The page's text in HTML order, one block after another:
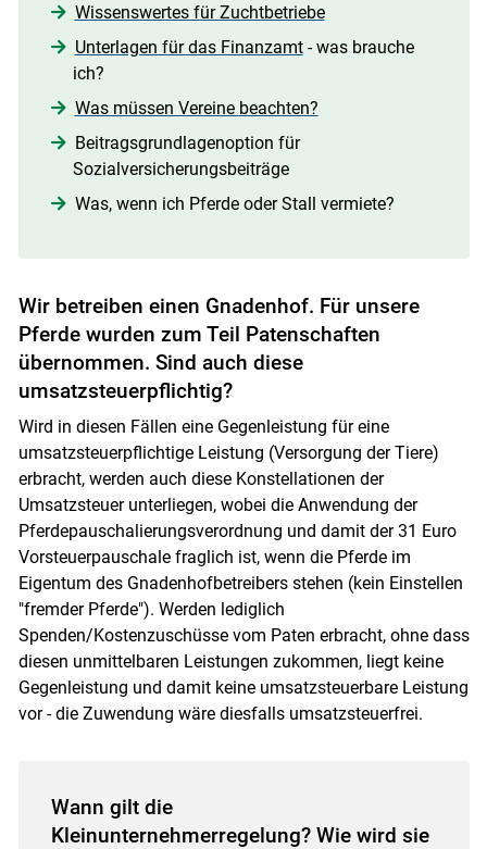
Wissenswertes für Zuchtbetriebe
Unterlagen für das Finanzamt- was brauche
ich?
Was müssen Vereine beachten?
Beitragsgrundlagenoption für
Sozialversicherungsbeiträge
Was, wenn ich Pferde oder Stall vermiete?
Wir betreiben einen Gnadenhof. Für unsere
Pferde wurden zum Teil Patenschaften
übernommen. Sind auch diese
umsatzsteuerpflichtig?
Wird in diesen Fällen eine Gegenleistung für eine
umsatzsteuerpflichtige Leistung (Versorgung der Tiere)
erbracht, werden auch diese Konstellationen der
Umsatzsteuer unterliegen, wobei die Anwendung der
Pferdepauschalierungsverordnung und damit der 31 Euro
Vorsteuerpauschale fraglich ist, wenn die Pferde im
Eigentum des Gnadenhofbetreibers stehen (kein Einstellen
"fremder Pferde"). Werden lediglich
Spenden/Kostenzuschüsse vom Paten erbracht, ohne dass
diesen unmittelbaren Leistungen zukommen, liegt keine
Gegenleistung und damit keine umsatzsteuerbare Leistung
vor - die Zuwendung wäre diesfalls umsatzsteuerfrei.
Wann gilt die
Kleinunternehmerregelung? Wie wird sie